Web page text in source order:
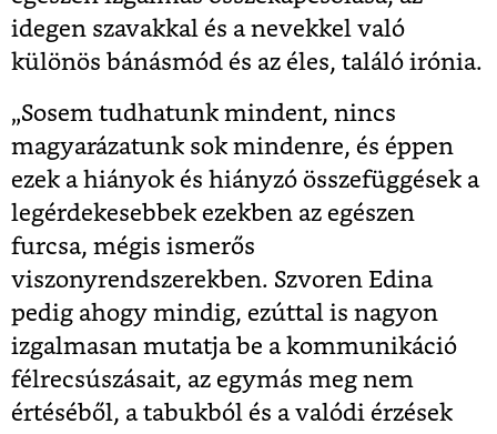
idegen szavakkal és a nevekkel való
különös bánásmód és az éles, találó irónia.
„Sosem tudhatunk mindent, nincs
magyarázatunk sok mindenre, és éppen
ezek a hiányok és hiányzó összefüggések a
legérdekesebbek ezekben az egészen
furcsa, mégis ismerős
viszonyrendszerekben. Szvoren Edina
pedig ahogy mindig, ezúttal is nagyon
izgalmasan mutatja be a kommunikáció
félrecsúszásait, az egymás meg nem
értéséből, a tabukból és a valódi érzések